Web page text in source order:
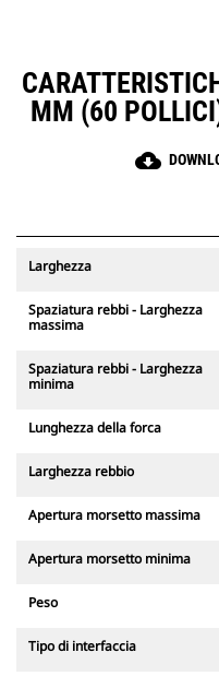
MM (60
cloud_download
Larghezza
Spaziatura rebbi - Larghezza
massima
Spaziatura rebbi - Larghezza
minima
Lunghezza della forca
Larghezza rebbio
Apertura morsetto massima
Apertura morsetto minima
Peso
Tipo di interfaccia